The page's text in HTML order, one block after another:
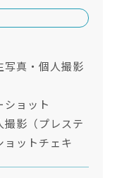
写真・個人撮影
ショット
撮影（プレステ
ョットチェキ